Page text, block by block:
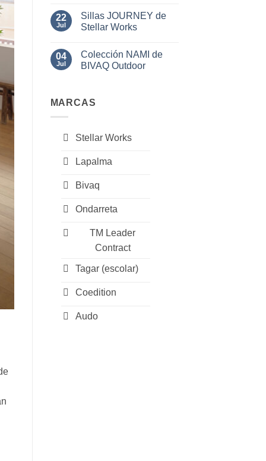
Mario
Ferrarini
para
comentarios
en
Sillas
SAL
de
BIVAQ
22
Jul
Sillas JOURNEY de
Stellar Works
comentarios
en
Sillas
Works
04
Jul
Colección NAMI de
BIVAQ Outdoor
en
Colección
Outdoor
MARCAS
Stellar Works
Lapalma
Bivaq
Ondarreta
TM Leader
Contract
Tagar (escolar)
Coedition
Audo